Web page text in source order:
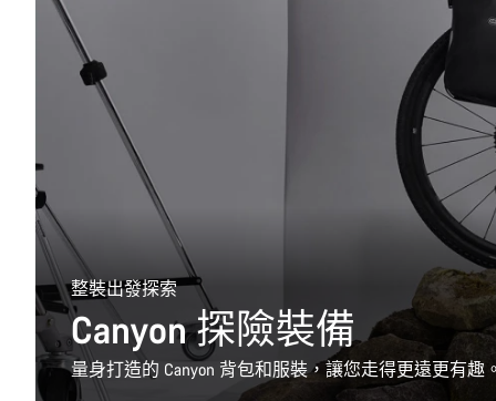
整裝出發探索
Canyon 探險裝備
量身打造的 Canyon 背包和服裝，讓您走得更遠更有趣